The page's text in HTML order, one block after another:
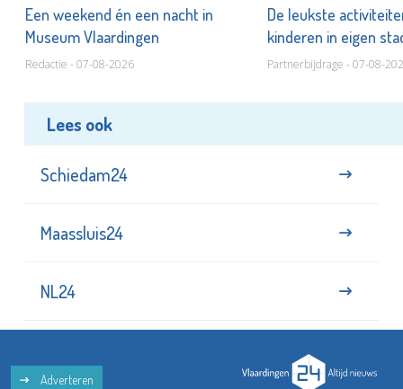
Een weekend én een nacht in
Museum Vlaardingen
Redactie - 07-08-2026
De leukste
kinderen in eigen
Partnerbijdrage - 07-08-
Lees ook
Schiedam24
Maassluis24
NL24
Adverteren